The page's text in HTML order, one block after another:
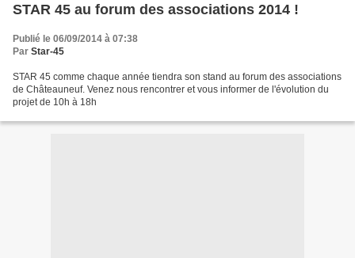
STAR 45 au forum des associations 2014 !
Publié le 06/09/2014 à 07:38
Par Star-45
STAR 45 comme chaque année tiendra son stand au forum des associations
de Châteauneuf. Venez nous rencontrer et vous informer de l'évolution du
projet de 10h à 18h